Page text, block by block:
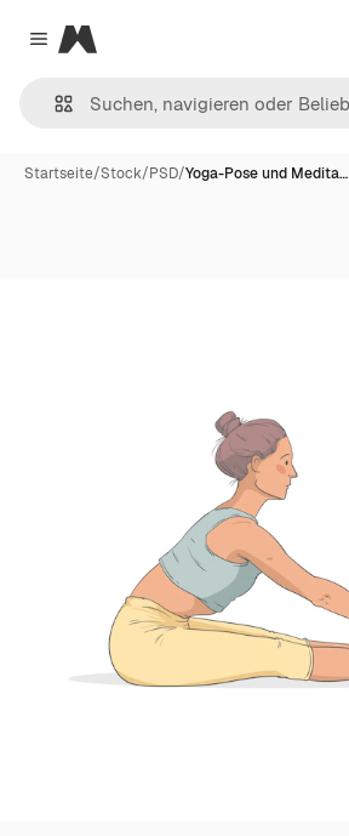
Close menu
Magnific
Startseite/Stock/PSD/Yoga-Pose und Medita…